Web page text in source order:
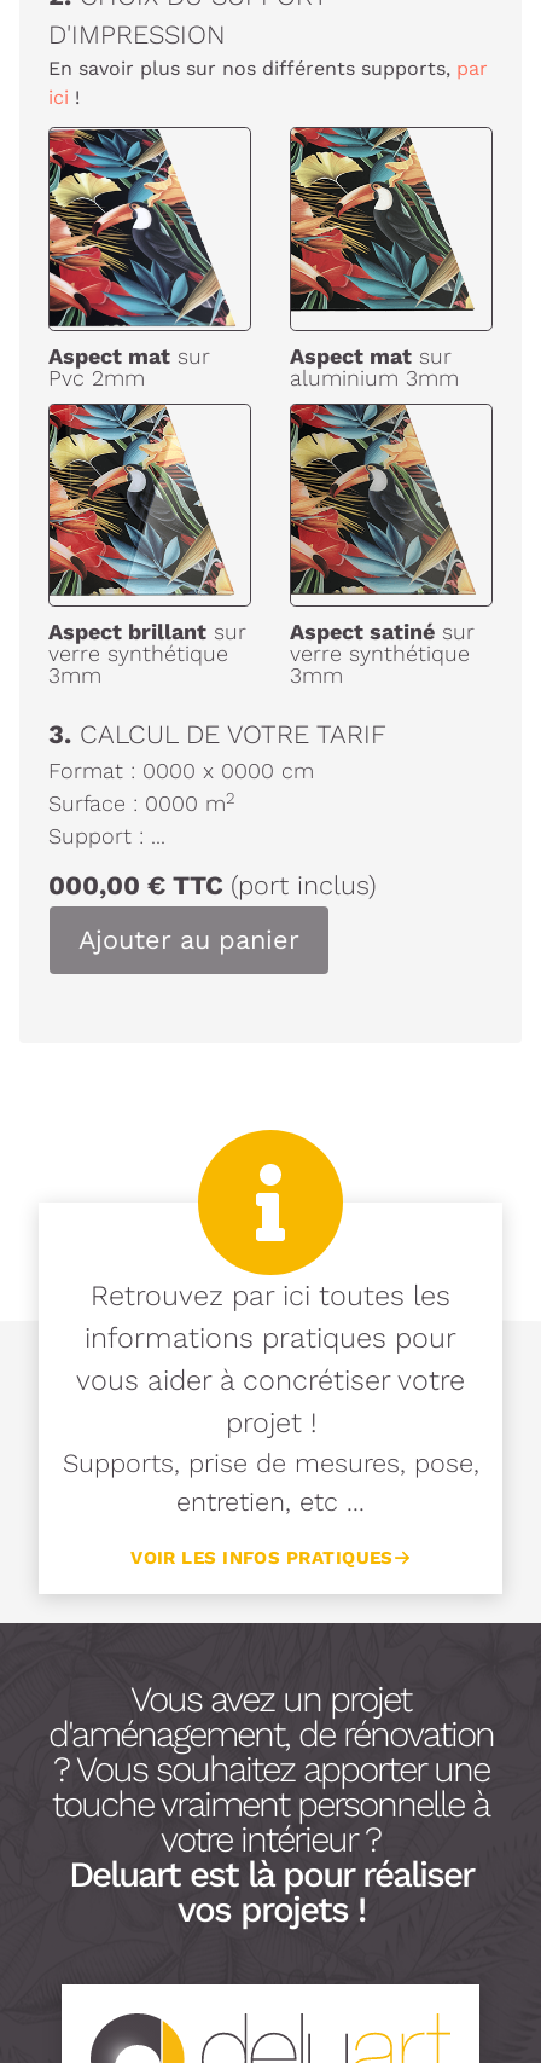
D'IMPRESSION
En savoir plus sur nos différents supports, par
ici !
Aspect mat sur
Pvc 2mm
Aspect mat sur
aluminium 3mm
Aspect brillant sur
verre synthétique
3mm
Aspect satiné sur
verre synthétique
3mm
3. CALCUL DE VOTRE TARIF
Format : 0000 x 0000 cm
Surface : 0000 m2
Support : ...
000,00 € TTC (port inclus)
Ajouter au panier
Retrouvez par ici toutes les
informations pratiques pour
vous aider à concrétiser votre
projet !
Supports, prise de mesures, pose,
entretien, etc ...
VOIR LES INFOS PRATIQUES
Vous avez un projet
d'aménagement, de rénovation
? Vous souhaitez apporter une
touche vraiment personnelle à
votre intérieur ?
Deluart est là pour réaliser
vos projets !